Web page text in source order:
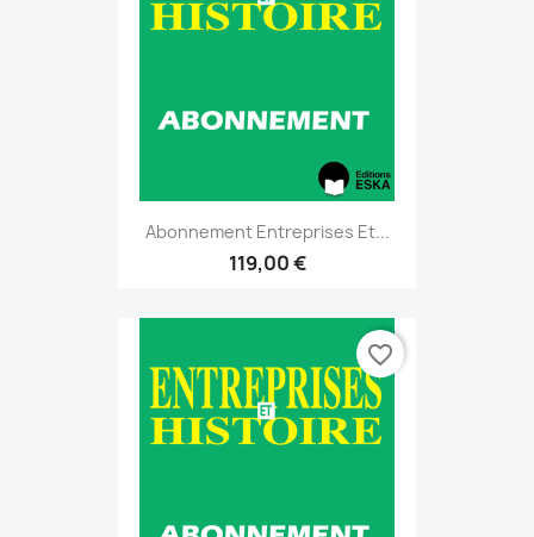
Abonnement Entreprises Et...
119,00 €
favorite_border